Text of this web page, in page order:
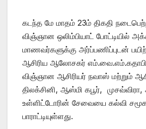
கடந்த மே மாதம் 23ம் திகதி
விஞ்ஞான ஒலிம்பியாட் போட்டியில்
மாணவர்களுக்கு அர்ப்பணிப்புடன்
ஆசிரிய ஆலோசகர் எம்.வை.எம்.கதாபி,
விஞ்ஞான ஆசிரியர் நவாஸ் மற்றும்
திலக்சினி, ஆஸ்மி கபூர்,
உள்ளிட்டோரின் சேவையை கல்வி
பாராட்டியுள்ளது.